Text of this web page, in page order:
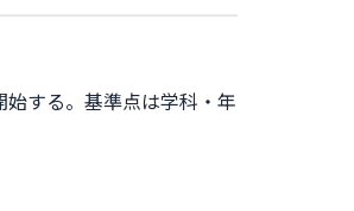
する。基準点は学科・年